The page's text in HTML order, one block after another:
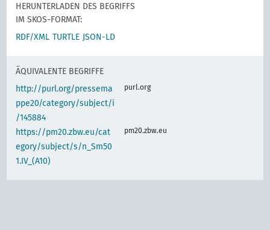
HERUNTERLADEN DES BEGRIFFS
IM SKOS-FORMAT:
RDF/XML TURTLE JSON-LD
ÄQUIVALENTE BEGRIFFE
http://purl.org/pressema
ppe20/category/subject/i
/145884
purl.org
https://pm20.zbw.eu/cat
egory/subject/s/n_Sm50
1.IV_(A10)
pm20.zbw.eu